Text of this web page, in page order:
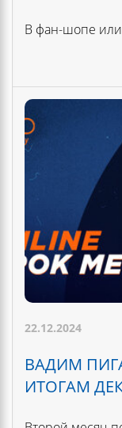
В фан-шопе или
22.12.2024
ВАДИМ
ИТОГАМ